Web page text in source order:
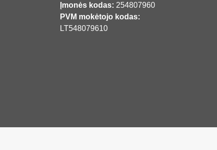
Įmonės kodas: 254807960
PVM mokėtojo kodas:
LT548079610